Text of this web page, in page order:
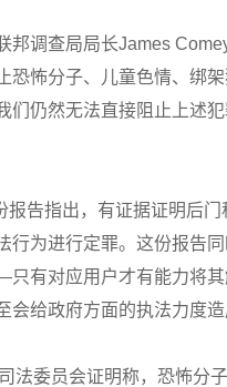
调查局局长James
恐怖分子、儿童色情、绑
们仍然无法直接阻止上述
报告指出，有证据证明后
行为进行定罪。这份报告
有对应用户才有能力将其
给政府方面的执法力度
法委员会证明称，恐怖分